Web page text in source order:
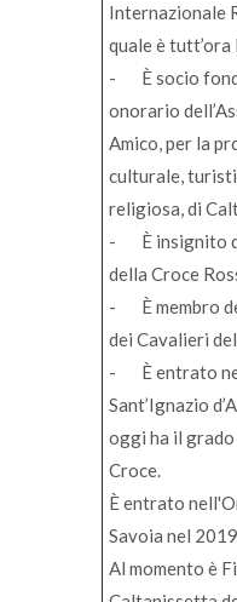
Internazionale
quale è
- È socio
onorario
Amico, per la
culturale,
religiosa, di
- È insignito
della Croce
- È membro
dei Cavalieri
- È entrato
Sant’Ignazio
oggi ha il
Croce.
È entrato
Savoia nel
Al momento è